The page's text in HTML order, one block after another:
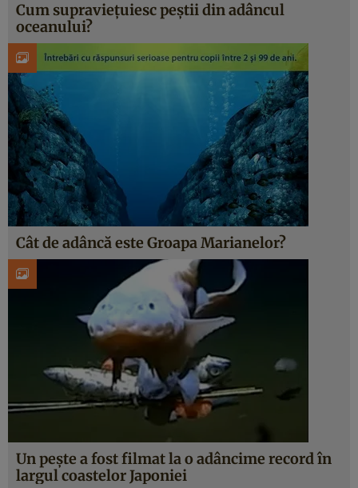
Cum supraviețuiesc peștii din adâncul
oceanului?
Cât de adâncă este Groapa Marianelor?
Un pește a fost filmat la o adâncime record în
largul coastelor Japoniei